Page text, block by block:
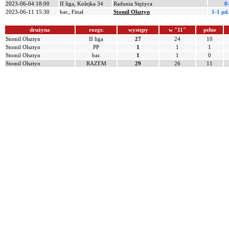
2023-06-04 18:00
II liga, Kolejka 34 Radunia Stężyca
2023-06-11 15:30
bar., Finał Stomil Olsztyn 1-1
drużyna rozgr. występy w "11"
pełne
Stomil Olsztyn
II liga 27 24
10
Stomil Olsztyn
PP 1 1
1
Stomil Olsztyn
bar. 1 1
0
Stomil Olsztyn
RAZEM 29 26 11